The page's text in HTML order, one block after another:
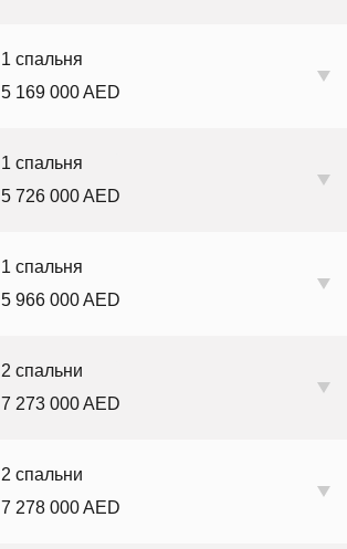
1 спальня
5 169 000 AED
1 спальня
5 726 000 AED
1 спальня
5 966 000 AED
2 спальни
7 273 000 AED
2 спальни
7 278 000 AED